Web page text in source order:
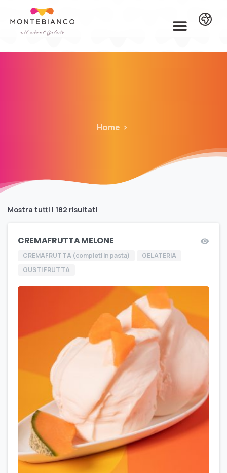
Home
Mostra tutti i 182 risultati
CREMAFRUTTA MELONE
CREMAFRUTTA (completi in pasta)
GELATERIA
GUSTI FRUTTA